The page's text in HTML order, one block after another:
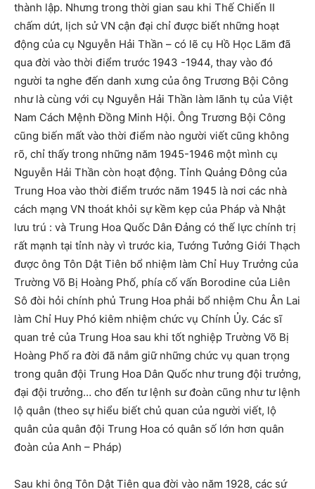
thành lập. Nhưng trong thời gian sau khi Thế Chiến II
chấm dứt, lịch sử VN cận đại chỉ được biết những hoạt
động của cụ Nguyễn Hải Thần – có lẽ cụ Hồ Học Lãm đã
qua đời vào thời điểm trước 1943 -1944, thay vào đó
người ta nghe đến danh xưng của ông Trương Bội Công
như là cùng với cụ Nguyễn Hải Thần làm lãnh tụ của Việt
Nam Cách Mệnh Đồng Minh Hội. Ông Trương Bội Công
cũng biến mất vào thời điểm nào người viết cũng không
rõ, chỉ thấy trong những năm 1945-1946 một mình cụ
Nguyễn Hải Thần còn hoạt động. Tỉnh Quảng Đông của
Trung Hoa vào thời điểm trước năm 1945 là nơi các nhà
cách mạng VN thoát khỏi sự kềm kẹp của Pháp và Nhật
lưu trú : và Trung Hoa Quốc Dân Đảng có thế lực chính trị
rất mạnh tại tỉnh này vì trước kia, Tướng Tưởng Giới Thạch
được ông Tôn Dật Tiên bổ nhiệm làm Chỉ Huy Trưởng của
Trường Võ Bị Hoàng Phố, phía cố vấn Borodine của Liên
Sô đòi hỏi chính phủ Trung Hoa phải bổ nhiệm Chu Ân Lai
làm Chỉ Huy Phó kiêm nhiệm chức vụ Chính Ủy. Các sĩ
quan trẻ của Trung Hoa sau khi tốt nghiệp Trường Võ Bị
Hoàng Phố ra đời đã nắm giữ những chức vụ quan trọng
trong quân đội Trung Hoa Dân Quốc như trung đội trưởng,
đại đội trưởng… cho đến tư lệnh sư đoàn cũng như tư lệnh
lộ quân (theo sự hiểu biết chủ quan của người viết, lộ
quân của quân đội Trung Hoa có quân số lớn hơn quân
đoàn của Anh – Pháp)
Sau khi ông Tôn Dật Tiên qua đời vào năm 1928, các sứ